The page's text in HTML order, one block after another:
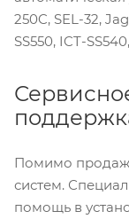
250C, SEL-32,
SS550, ICT-
Помимо
систем.
помощь в